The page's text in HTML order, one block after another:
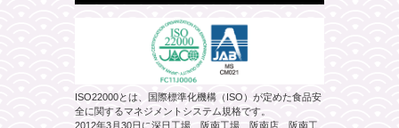
ISO22000とは、国際標準化機構（ISO）が定めた食品安
全に関するマネジメントシステム規格です。
2012年3月30日に深日工場、阪南工場、阪南店、阪南工